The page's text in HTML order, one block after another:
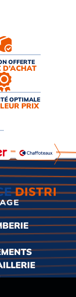
OFFERTE
D’ACHAT
OPTIMALE
PRIX